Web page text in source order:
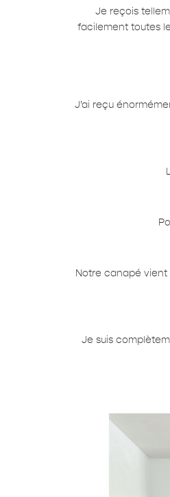
Je reçois
facilement toutes
J’ai reçu
Notre canapé vient
Je suis